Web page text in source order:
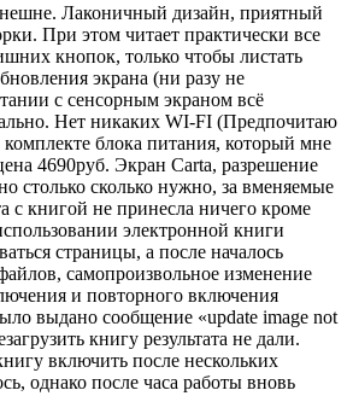
Лаконичный дизайн, приятный
При этом читает практически все
кнопок, только чтобы листать
экрана (ни разу не
с сенсорным экраном всё
Нет никаких WI-FI (Предпочитаю
блока питания, который мне
4690руб. Экран Carta, разрешение
столько сколько нужно, за вменяемые
с книгой не принесла ничего кроме
электронной книги
страницы, а после началось
самопроизвольное изменение
и повторного включения
выдано сообщение «update image not
книгу результата не дали.
включить после нескольких
однако после часа работы вновь